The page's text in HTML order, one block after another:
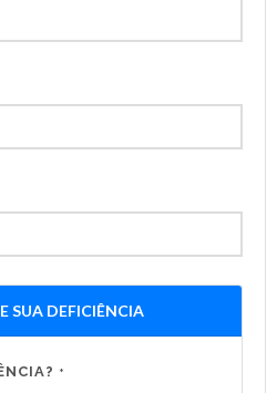
SUA DEFICIÊNCIA
*